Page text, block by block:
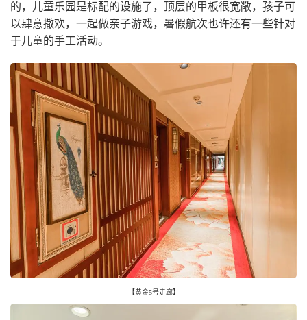
的，儿童乐园是标配的设施了，顶层的甲板很宽敞，孩子可
以肆意撒欢，一起做亲子游戏，暑假航次也许还有一些针对
于儿童的手工活动。
【黄金5号走廊】